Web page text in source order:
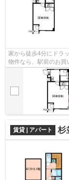
家から徒歩4分にドラ
物件なら、駅前のお買
がります。今ニーズの
賃貸 | アパート 杉